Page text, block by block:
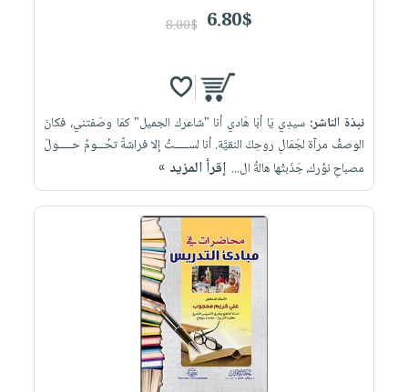
6.80$
8.00$
نبذة الناشر: سيدِي يَا أبَا هَادي أنا ‏‏"شاعرك الجميل" كمَا ‏وصَفتني، فكانَ
الوصفُ ‏مرآة لجَمَالِ روحِكَ النقيَّة‎.‎ أنا لســـــتُ إلا فراشةً ‏تحُـــومُ حـــــولَ
مصباحِ ‏نوُرك، جَذَبتْها هالةُ ‏ال... إقرأ المزيد »